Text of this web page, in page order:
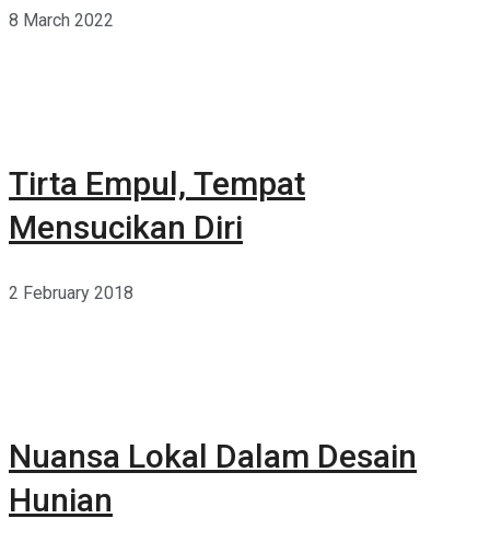
8 March 2022
Tirta Empul, Tempat
Mensucikan Diri
2 February 2018
Nuansa Lokal Dalam Desain
Hunian